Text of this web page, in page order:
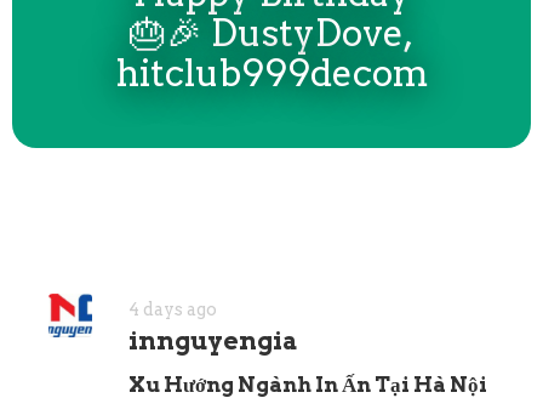
🎂🎉 DustyDove,
hitclub999decom
4 days ago
innguyengia
Xu Hướng Ngành In Ấn Tại Hà Nội